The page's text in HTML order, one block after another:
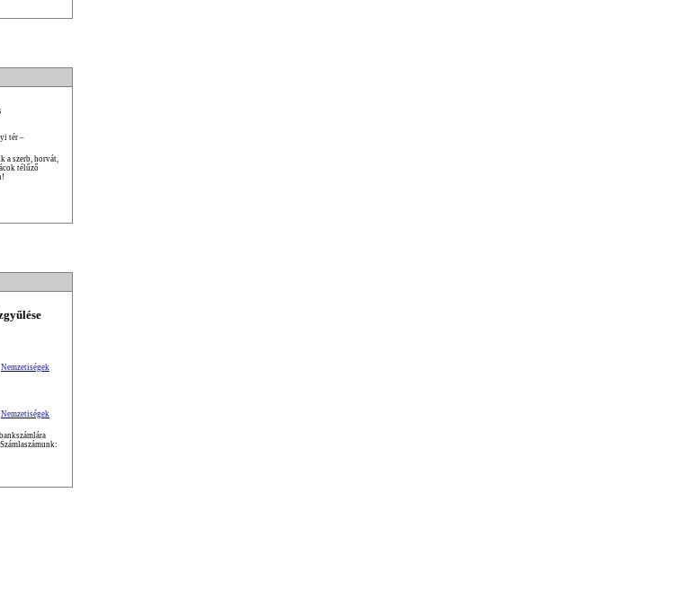
tér –
a szerb, horvát,
télűző
Nemzetiségek
Nemzetiségek